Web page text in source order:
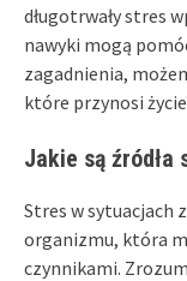
długotrwały stres
nawyki mogą
zagadnienia,
które przynosi
Jakie są
Stres w sytuacjach
organizmu, która
czynnikami.